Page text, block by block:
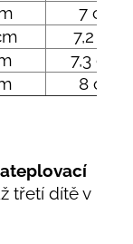
7 cm
7,2 cm
7,3 cm
8 cm
třetí dítě v